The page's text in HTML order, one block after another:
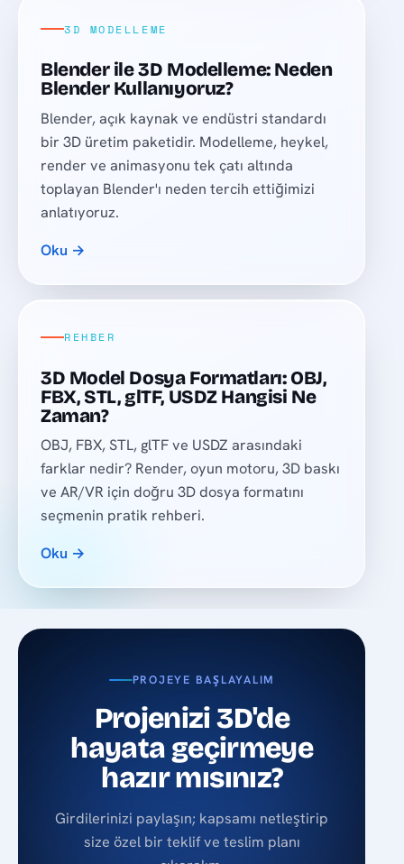
3D MODELLEME
Blender ile 3D Modelleme: Neden
Blender Kullanıyoruz?
Blender, açık kaynak ve endüstri standardı
bir 3D üretim paketidir. Modelleme, heykel,
render ve animasyonu tek çatı altında
toplayan Blender'ı neden tercih ettiğimizi
anlatıyoruz.
Oku →
REHBER
3D Model Dosya Formatları: OBJ,
FBX, STL, glTF, USDZ Hangisi Ne
Zaman?
OBJ, FBX, STL, glTF ve USDZ arasındaki
farklar nedir? Render, oyun motoru, 3D baskı
ve AR/VR için doğru 3D dosya formatını
seçmenin pratik rehberi.
Oku →
PROJEYE BAŞLAYALIM
Projenizi 3D'de
hayata geçirmeye
hazır mısınız?
Girdilerinizi paylaşın; kapsamı netleştirip
size özel bir teklif ve teslim planı